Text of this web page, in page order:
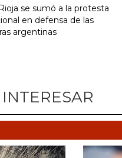
se sumó a la protesta
en defensa de las
argentinas